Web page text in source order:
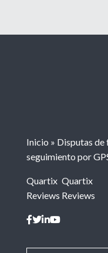
Inicio » Disputas de
seguimiento por
Quartix
Reviews
Quartix
Reviews